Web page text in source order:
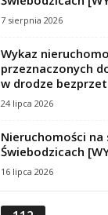
7 sierpnia 2026
Wykaz
przeznaczonych
w drodze
24 lipca 2026
Nieruchomości na
Świebodzicach
16 lipca 2026